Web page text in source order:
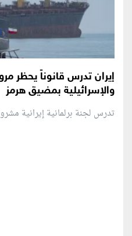
إيران تدرس قانوناً يحظر
والإسرائيلية بمضيق هرمز
تدرس لجنة برلمانية إيرانية